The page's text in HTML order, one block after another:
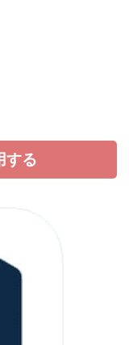
する